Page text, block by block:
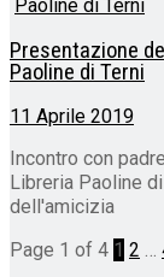
Presentazione
Paoline di Terni
11 Aprile 2019
Incontro con
Libreria Paoline
dell'amicizia
Page 1 of 4 1 2 …